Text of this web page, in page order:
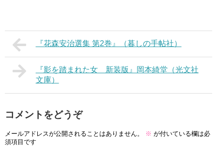
『花森安治選集 第2巻』（暮しの手帖社）
『影を踏まれた女 新装版』岡本綺堂（光文社
文庫）
コメントをどうぞ
メールアドレスが公開されることはありません。 ※ が付いている欄は必
須項目です